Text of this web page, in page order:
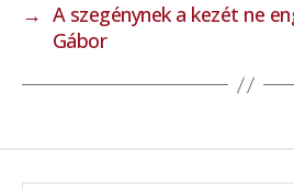
→ A szegénynek a kezét ne
Gábor